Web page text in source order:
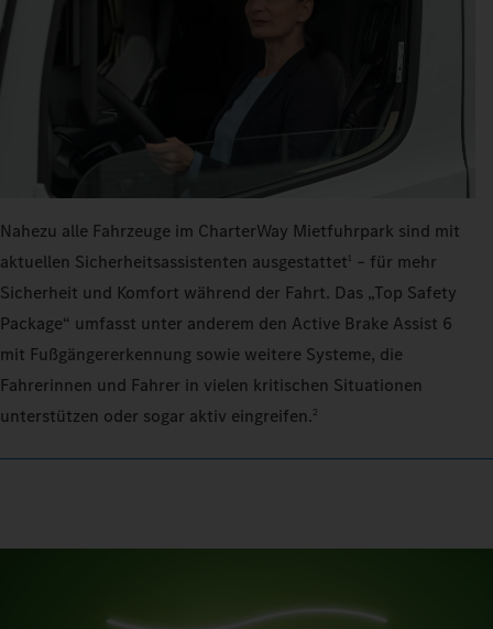
Nahezu alle Fahrzeuge im CharterWay Mietfuhrpark sind mit
aktuellen Sicherheitsassistenten ausgestattet1 – für mehr
Sicherheit und Komfort während der Fahrt. Das „Top Safety
Package“ umfasst unter anderem den Active Brake Assist 6
mit Fußgängererkennung sowie weitere Systeme, die
Fahrerinnen und Fahrer in vielen kritischen Situationen
unterstützen oder sogar aktiv eingreifen.2